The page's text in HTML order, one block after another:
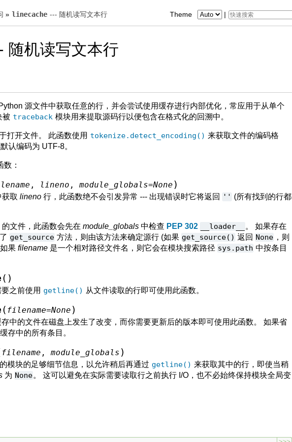
» linecache --- 随机读写文本行 Theme |
随机读写文本行
源文件中获取任意的行，并会尝试使用缓存进行内部优化，常应用于从单个
被 traceback 模块用来提取源码行以便包含在格式化的回溯中。
打开文件。 此函数使用 tokenize.detect_encoding() 来获取文件的编码格
认编码为 UTF-8。
：
, lineno ,module_globals=None )
获取lineno 行，此函数绝不会引发异常 --- 出现错误时它将返回 '' (所有找到的行都
的文件，此函数会先在module_globals 中检查 PEP 302 __loader__
。 如果存在
get_source 方法，则由该方法来确定源行 (如果 get_source() 返回 None ，则
果filename 是一个相对路径文件名，则它会在模块搜索路径 sys.path 中按条目
( )
之前使用 getline() 从文件读取的行即可使用此函数。
( filename=None )
中的文件在磁盘上发生了改变，而你需要更新后的版本即可使用此函数。 如果省
存中的所有条目。
filename ,module_globals )
模块的足够细节信息，以允许稍后再通过 getline() 来获取其中的行，即使当稍
为 None。 这可以避免在实际需要读取行之前执行 I/O，也不必始终保持模块全局变